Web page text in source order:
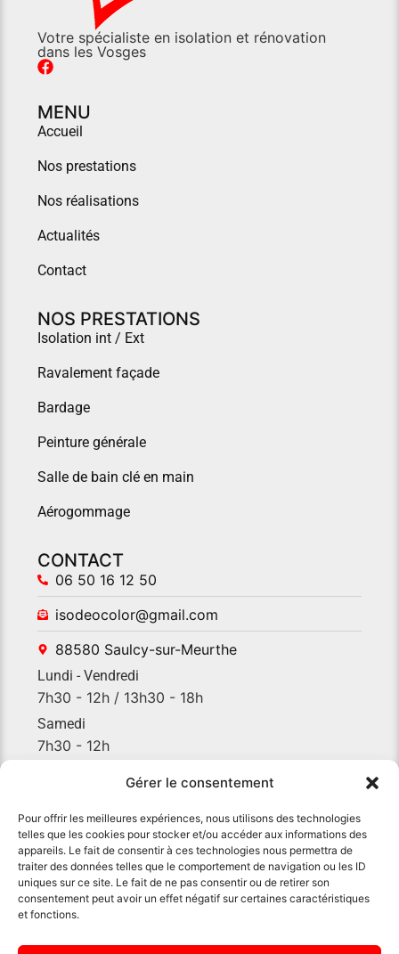
Gérer le consentement
Pour offrir les meilleures expériences, nous utilisons des technologies
telles que les cookies pour stocker et/ou accéder aux informations des
appareils. Le fait de consentir à ces technologies nous permettra de
traiter des données telles que le comportement de navigation ou les ID
uniques sur ce site. Le fait de ne pas consentir ou de retirer son
consentement peut avoir un effet négatif sur certaines caractéristiques
et fonctions.
Votre spécialiste en isolation et rénovation
dans les Vosges
MENU
Accueil
Nos prestations
Nos réalisations
Actualités
Contact
NOS PRESTATIONS
Isolation int / Ext
Ravalement façade
Bardage
Peinture générale
Salle de bain clé en main
Aérogommage
CONTACT
06 50 16 12 50
isodeocolor@gmail.com
88580 Saulcy-sur-Meurthe
Lundi - Vendredi
7h30 - 12h / 13h30 - 18h
Samedi
7h30 - 12h